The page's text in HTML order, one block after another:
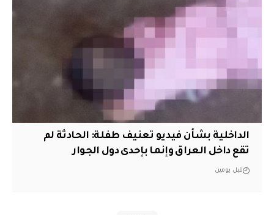
الداخلية بشأن فيديو تعنيف طفلة: الحادثة لم
تقع داخل العراق وإنما بإحدى دول الجوار
قبل يومين